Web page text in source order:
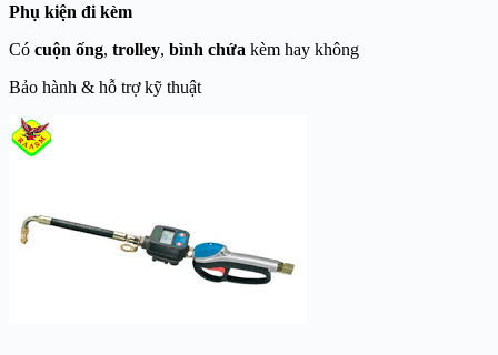
Phụ kiện đi kèm
Có cuộn ống, trolley, bình chứa kèm hay không
Bảo hành & hỗ trợ kỹ thuật